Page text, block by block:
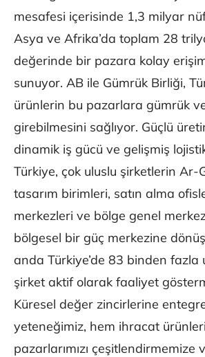
mesafesi içerisinde 1,3 milyar
Asya ve Afrika’da toplam 28
değerinde bir pazara kolay
sunuyor. AB ile Gümrük Birliği,
ürünlerin bu pazarlara gümrük
girebilmesini sağlıyor. Güçlü
dinamik iş gücü ve gelişmiş
Türkiye, çok uluslu şirketlerin Ar-
tasarım birimleri, satın alma
merkezleri ve bölge genel
bölgesel bir güç merkezine
anda Türkiye’de 83 binden fazla
şirket aktif olarak faaliyet
Küresel değer zincirlerine
yeteneğimiz, hem ihracat
pazarlarımızı çeşitlendirmemize